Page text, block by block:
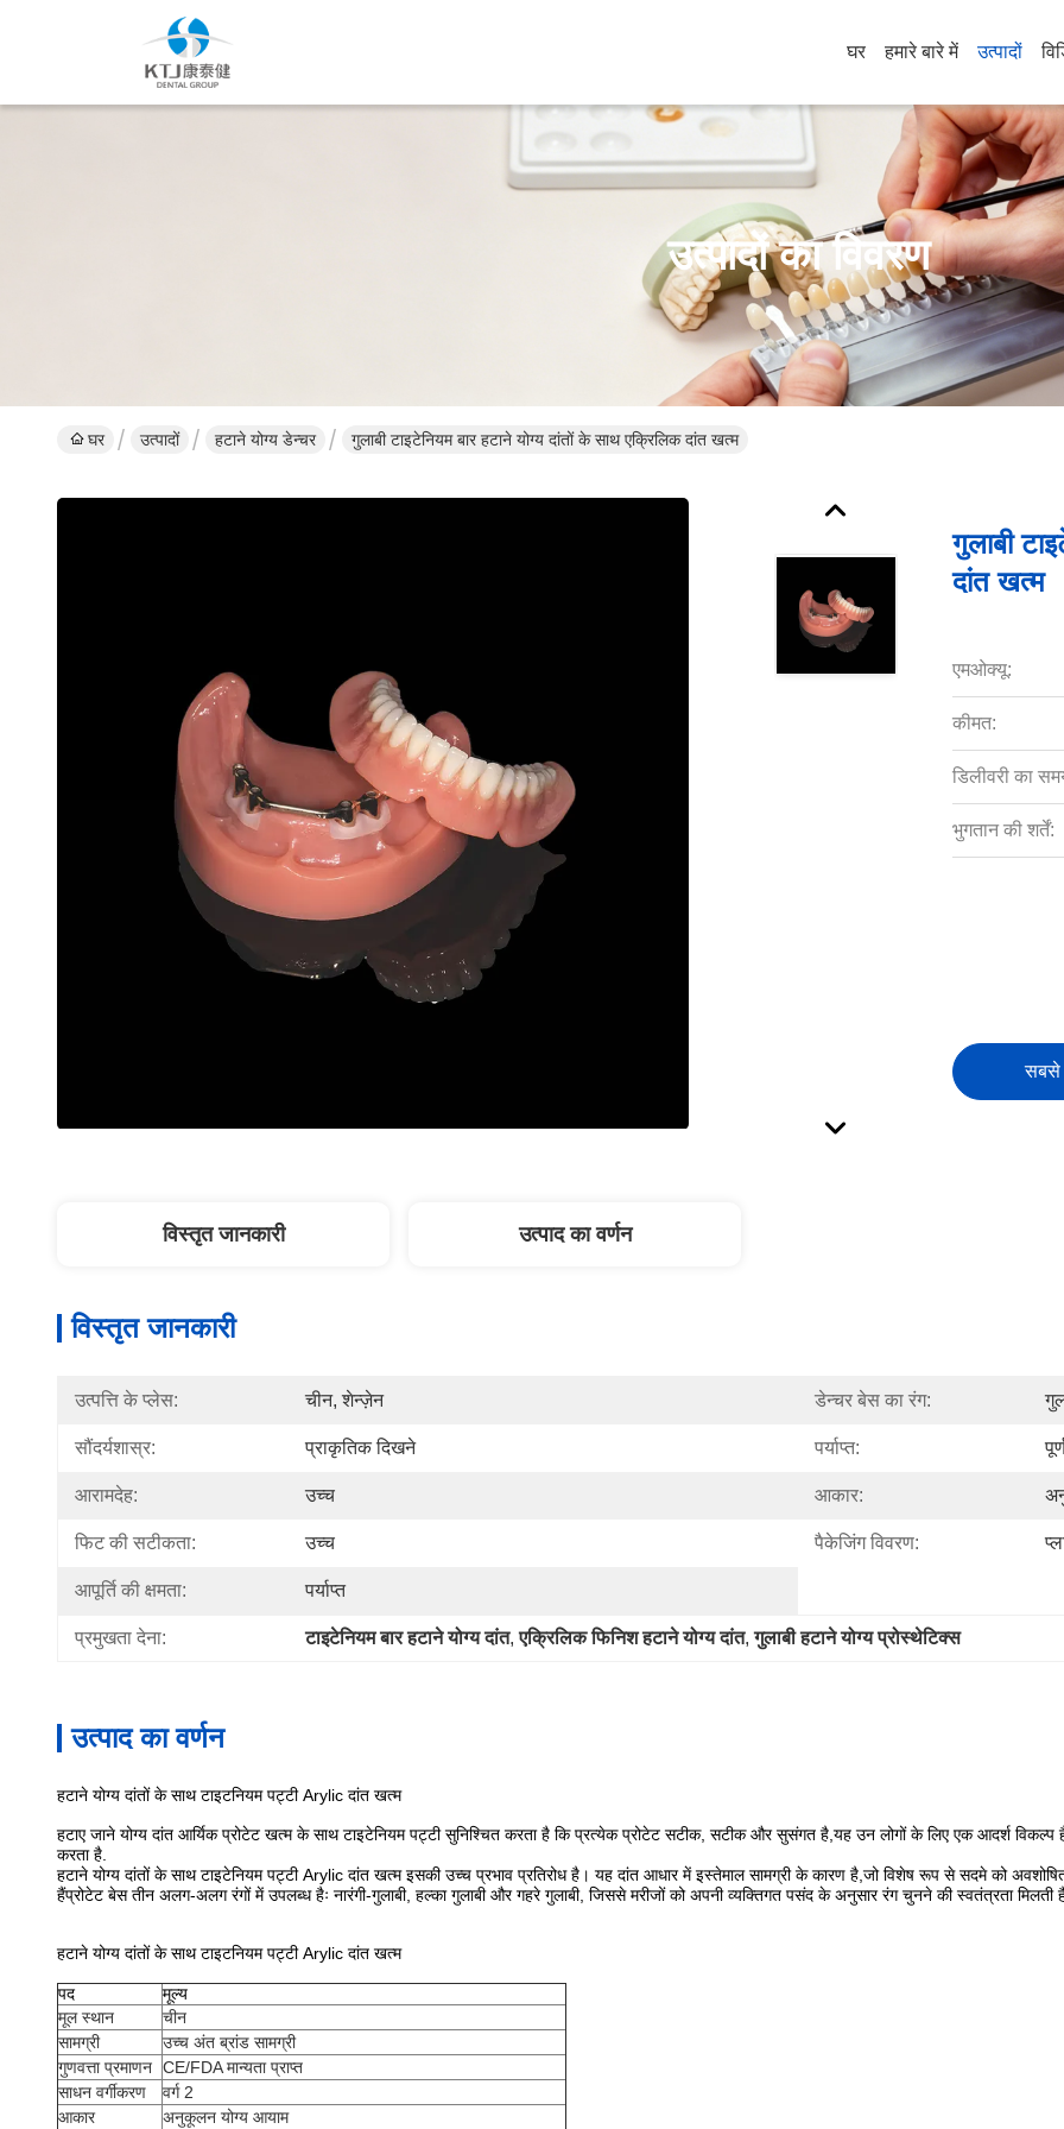
घर हमारे बारे में उत्पादों
उत्पादों का विवरण
घर उत्पादों हटाने योग्य डेन्चर गुलाबी टाइटेनियम बार हटाने योग्य दांतों के साथ एक्रिलिक दांत खत्म
गुलाबी
दांत खत्म
एमओक्यू:
कीमत:
डिलीवरी का
भुगतान की शर्तें:
सबसे
विस्तृत जानकारी उत्पाद का वर्णन
विस्तृत जानकारी
उत्पत्ति के प्लेस: चीन, शेन्ज़ेन डेन्चर बेस का रंग:
सौंदर्यशास्र: प्राकृतिक दिखने पर्याप्त:
आरामदेह: उच्च आकार:
फिट की सटीकता: उच्च पैकेजिंग विवरण:
आपूर्ति की क्षमता: पर्याप्त
प्रमुखता देना: टाइटेनियम बार हटाने योग्य दांत, एक्रिलिक फिनिश हटाने योग्य दांत, गुलाबी हटाने योग्य प्रोस्थेटिक्स
उत्पाद का वर्णन
हटाने योग्य दांतों के साथ टाइटनियम पट्टी Arylic दांत खत्म
हटाए जाने योग्य दांत आर्यिक प्रोटेट खत्म के साथ टाइटेनियम पट्टी सुनिश्चित करता है कि प्रत्येक प्रोटेट सटीक, सटीक और सुसंगत है,यह उन लोगों के लिए एक आदर्श
करता है.
हटाने योग्य दांतों के साथ टाइटेनियम पट्टी Arylic दांत खत्म इसकी उच्च प्रभाव प्रतिरोध है। यह दांत आधार में इस्तेमाल सामग्री के कारण है,जो विशेष रूप से सदमे को
हैंप्रोटेट बेस तीन अलग-अलग रंगों में उपलब्ध हैः नारंगी-गुलाबी, हल्का गुलाबी और गहरे गुलाबी, जिससे मरीजों को अपनी व्यक्तिगत पसंद के अनुसार रंग चुनने की स्वतंत्रता मिलती
हटाने योग्य दांतों के साथ टाइटनियम पट्टी Arylic दांत खत्म
पद
मूल्य
मूल स्थान
चीन
सामग्री
उच्च अंत ब्रांड सामग्री
गुणवत्ता प्रमाणन CE/FDA मान्यता प्राप्त
साधन वर्गीकरण
वर्ग 2
आकार
अनुकूलन योग्य आयाम